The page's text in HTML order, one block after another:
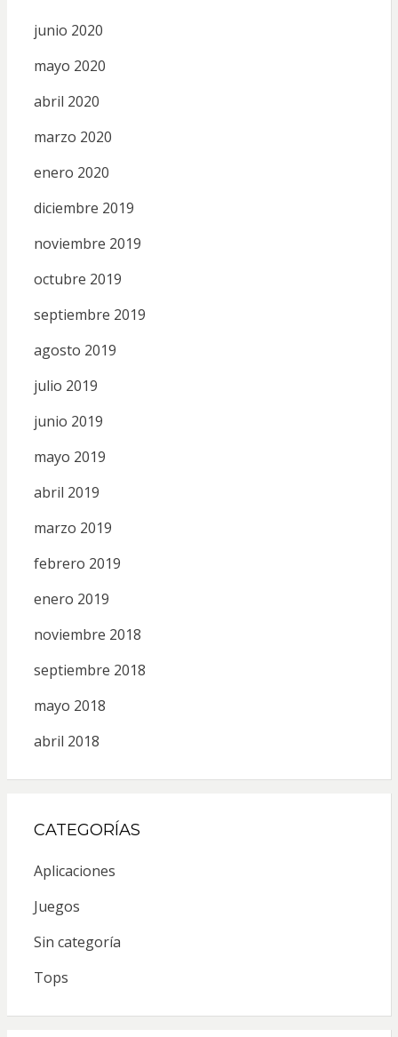
junio 2020
mayo 2020
abril 2020
marzo 2020
enero 2020
diciembre 2019
noviembre 2019
octubre 2019
septiembre 2019
agosto 2019
julio 2019
junio 2019
mayo 2019
abril 2019
marzo 2019
febrero 2019
enero 2019
noviembre 2018
septiembre 2018
mayo 2018
abril 2018
CATEGORÍAS
Aplicaciones
Juegos
Sin categoría
Tops